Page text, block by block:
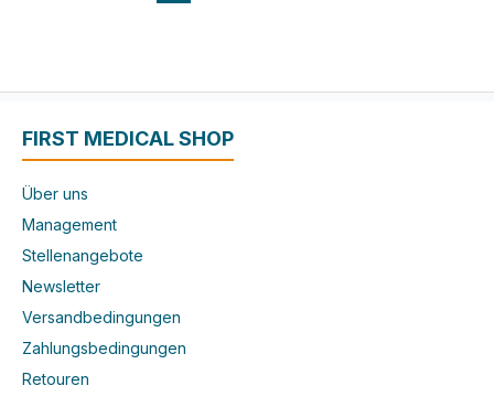
FIRST MEDICAL SHOP
Über uns
Management
Stellenangebote
Newsletter
Versandbedingungen
Zahlungsbedingungen
Retouren